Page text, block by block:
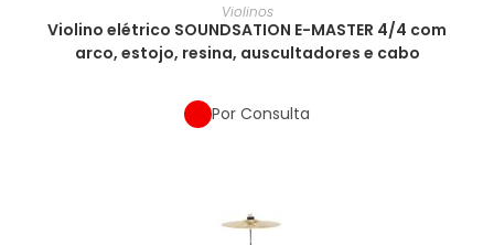
Violinos
Violino elétrico SOUNDSATION E-MASTER 4/4 com
arco, estojo, resina, auscultadores e cabo
Por Consulta